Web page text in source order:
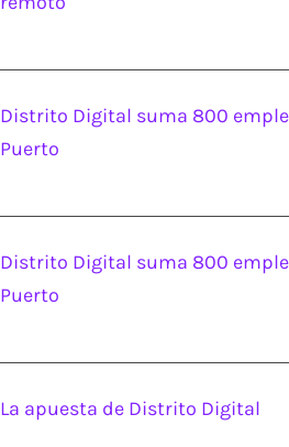
Distrito Digital suma 800
Puerto
Distrito Digital suma 800
Puerto
La apuesta de Distrito Digital